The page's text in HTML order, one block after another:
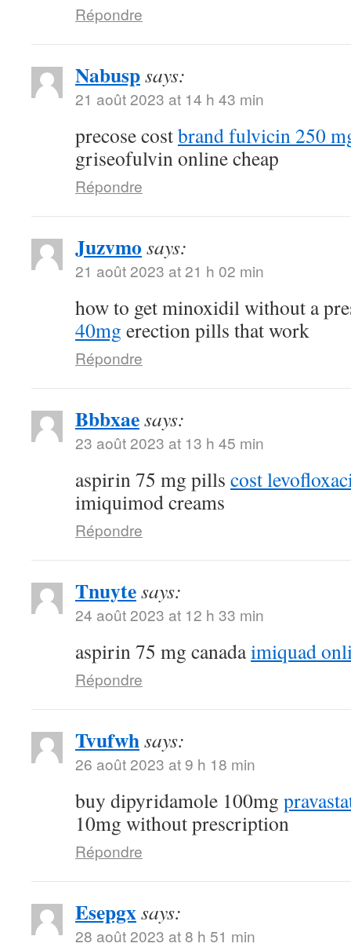
Répondre
Nabuspsays:
21 août 2023 at 14 h 43 min
precose costbrand fulvicin 250
griseofulvin online cheap
Répondre
Juzvmo says:
21 août 2023 at 21 h 02 min
how to get minoxidil without a
40mg erection pills that work
Répondre
Bbbxaesays:
23 août 2023 at 13 h 45 min
aspirin 75 mg pills cost
imiquimod creams
Répondre
Tnuytesays:
24 août 2023 at 12 h 33 min
aspirin 75 mg canadaimiquad
Répondre
Tvufwhsays:
26 août 2023 at 9 h 18 min
buy dipyridamole 100mg
10mg without prescription
Répondre
Esepgxsays:
28 août 2023 at 8 h 51 min